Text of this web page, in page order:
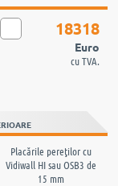
18318
Euro
cu TVA.
Placările pereţilor cu
Vidiwall HI sau OSB3 de
15 mm